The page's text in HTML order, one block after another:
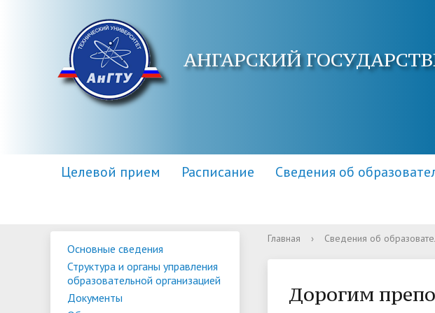
АНГАРСКИЙ
Целевой прием Расписание Сведения об
Основные сведения
Структура и органы
Контакты Адреса электронной почты
Научная библиотека
Центр повышения
Приемная комиссия Информация о приеме
Для поступающих инвалидов
Правила и условия приема
Основные сведения
Структура и органы управления
образовательной организацией
Документы
Главная › Сведения об
Дорогим